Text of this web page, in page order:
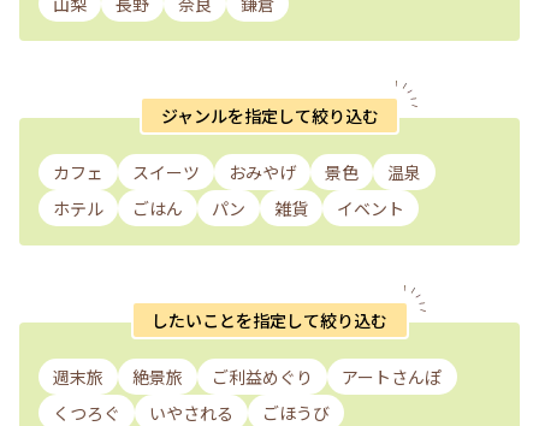
ジャンルを指定して絞り込む
カフェ スイーツ おみやげ 景色
温泉
ホテル
ごはん パン 雑貨 イベント
したいことを指定して絞り込む
週末旅 絶景旅 ご利益めぐり
アートさんぽ
くつろぐ
いやされる ごほうび